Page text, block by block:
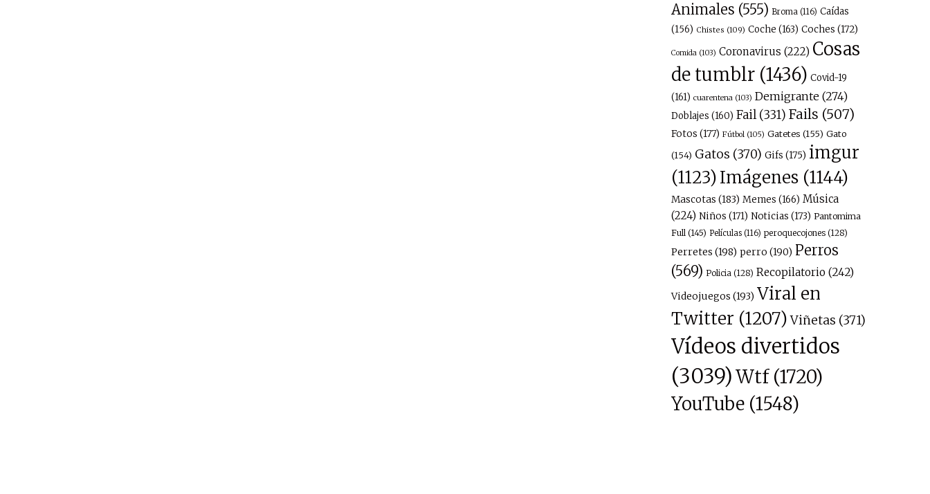
Animales (555) Broma(116) Caídas
(156) Chistes (109) Coche (163) Coches (172)
Comida(103) Coronavirus (222) Cosas
de tumblr(1436) Covid-19
(161) cuarentena(103) Demigrante(274)
Doblajes (160) Fail(331) Fails (507)
Fotos (177) Fútbol(105) Gatetes (155) Gato
(154) Gatos (370) Gifs (175) imgur
(1123) Imágenes(1144)
Mascotas (183) Memes (166) Música
(224) Niños (171) Noticias (173) Pantomima
Full(145) Películas(116) peroquecojones(128)
Perretes (198) perro (190) Perros
(569) Policia(128) Recopilatorio (242)
Videojuegos (193) Viral en
Twitter (1207) Viñetas (371)
Vídeos divertidos
(3039)Wtf(1720)
YouTube(1548)